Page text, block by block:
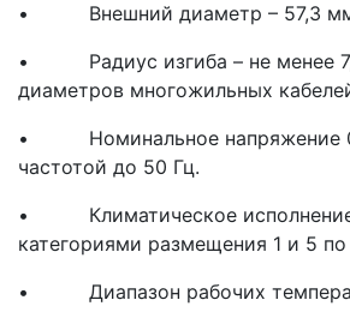
• Внешний диаметр – 57,3
• Радиус изгиба – не менее
диаметров многожильных
• Номинальное напряжение
частотой до 50 Гц.
• Климатическое
категориями размещения 1 и 5
• Диапазон рабочих